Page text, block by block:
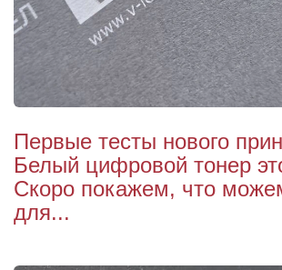
Первые тесты нового
Белый цифровой тонер
Скоро покажем, что
для...